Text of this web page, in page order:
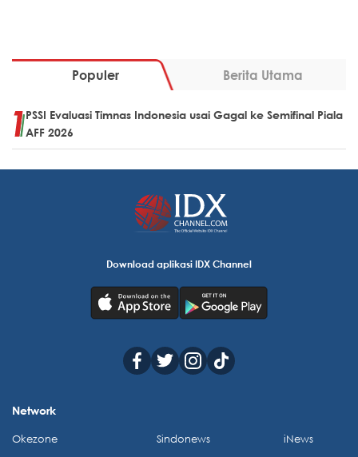
Populer Berita Utama
PSSI Evaluasi Timnas Indonesia usai Gagal ke Semifinal Piala
AFF 2026
Download aplikasi IDX Channel
Network
Okezone
Sindonews
iNews